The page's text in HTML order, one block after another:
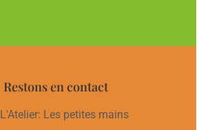
Restons en contact
L'Atelier: Les petites mains